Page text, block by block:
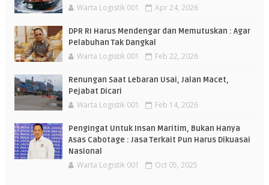
Warta Logistik 001 Apr 24, 2026
DPR RI Harus Mendengar dan Memutuskan : Agar
Pelabuhan Tak Dangkal
Warta Logistik 001 Feb 22, 2026
Renungan Saat Lebaran Usai, Jalan Macet,
Pejabat Dicari
Warta Logistik 001 Feb 14, 2026
Pengingat Untuk Insan Maritim, Bukan Hanya
Asas Cabotage : Jasa Terkait Pun Harus Dikuasai
Nasional
Warta Logistik 001 Oct 05, 2025